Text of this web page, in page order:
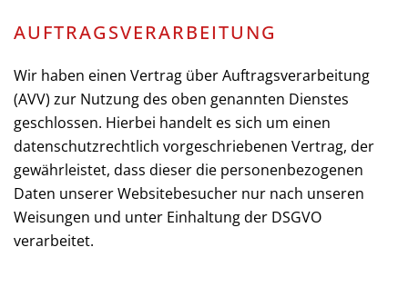
AUFTRAGSVERARBEITUNG
Wir haben einen Vertrag über Auftragsverarbeitung
(AVV) zur Nutzung des oben genannten Dienstes
geschlossen. Hierbei handelt es sich um einen
datenschutzrechtlich vorgeschriebenen Vertrag, der
gewährleistet, dass dieser die personenbezogenen
Daten unserer Websitebesucher nur nach unseren
Weisungen und unter Einhaltung der DSGVO
verarbeitet.